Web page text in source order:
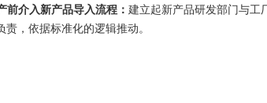
介入新产品导入流程： 建立起新产品研发部门与工
，依据标准化的逻辑推动。